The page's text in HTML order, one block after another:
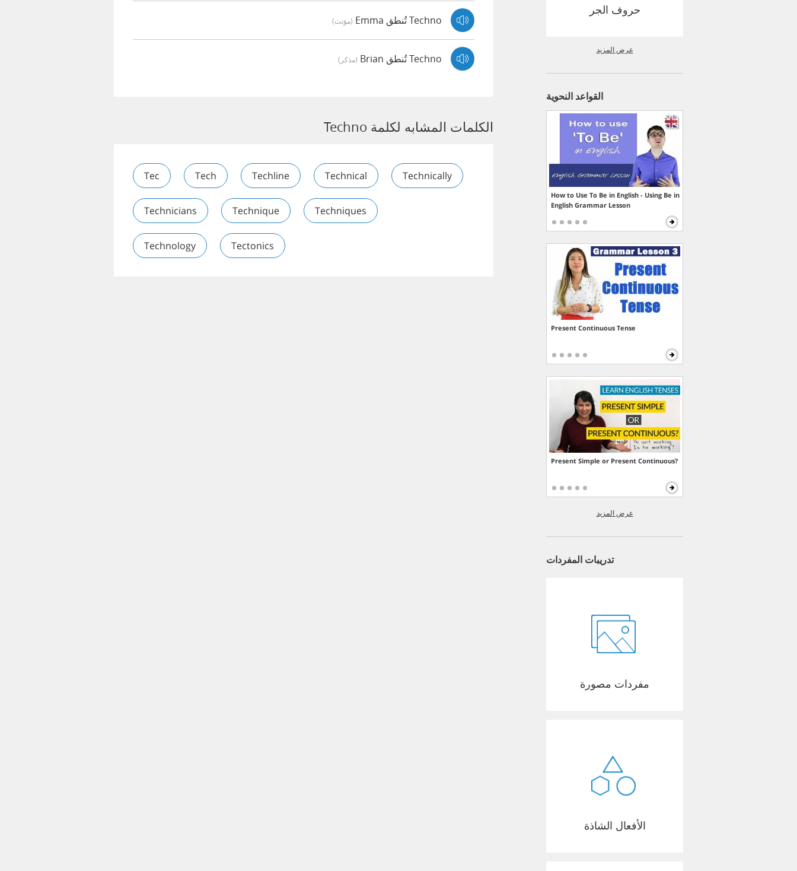
Techno تُنطق Emma (مؤنث)
Techno تُنطق Brian (مذكر)
الكلمات المشابه لكلمة Techno
Tec Tech Techline Technical Technically
Technicians Technique Techniques
Technology Tectonics
حروف الجر
عرض المزيد
القواعد النحوية
How to Use To Be in English - Using Be in
English Grammar Lesson
Present Continuous Tense
Present Simple or Present Continuous?
عرض المزيد
تدريبات المفردات
مفردات مصورة
الأفعال الشاذة